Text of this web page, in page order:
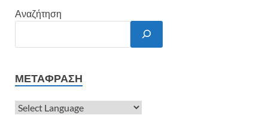
Αναζήτηση
ΜΕΤΆΦΡΑΣΗ